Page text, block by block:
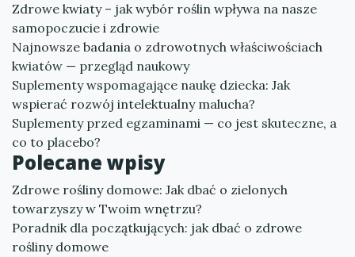
Zdrowe kwiaty – jak wybór roślin wpływa na nasze
samopoczucie i zdrowie
Najnowsze badania o zdrowotnych właściwościach
kwiatów — przegląd naukowy
Suplementy wspomagające naukę dziecka: Jak
wspierać rozwój intelektualny malucha?
Suplementy przed egzaminami — co jest skuteczne, a
co to placebo?
Polecane wpisy
Zdrowe rośliny domowe: Jak dbać o zielonych
towarzyszy w Twoim wnętrzu?
Poradnik dla początkujących: jak dbać o zdrowe
rośliny domowe